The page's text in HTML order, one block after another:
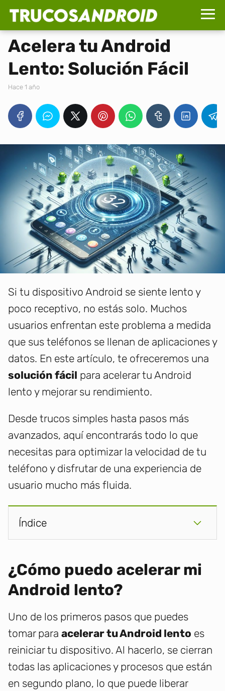
Acelera tu Android
Lento: Solución Fácil
hace 1 año
Si tu dispositivo Android se siente lento y
poco receptivo, no estás solo. Muchos
usuarios enfrentan este problema a medida
que sus teléfonos se llenan de aplicaciones y
datos. En este artículo, te ofreceremos una
solución fácil para acelerar tu Android
lento y mejorar su rendimiento.
Desde trucos simples hasta pasos más
avanzados, aquí encontrarás todo lo que
necesitas para optimizar la velocidad de tu
teléfono y disfrutar de una experiencia de
usuario mucho más fluida.
Índice
¿Cómo puedo acelerar mi
Android lento?
Uno de los primeros pasos que puedes
tomar para acelerar tu Android lento es
reiniciar tu dispositivo. Al hacerlo, se cierran
todas las aplicaciones y procesos que están
en segundo plano, lo que puede liberar